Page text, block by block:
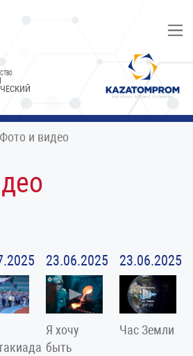
Фото и видео
23.06.2025
Я хочу
быть
23.06.2025
Час Земли